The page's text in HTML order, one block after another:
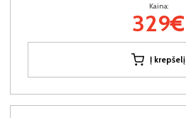
Kaina:
329€
Į krepšelį